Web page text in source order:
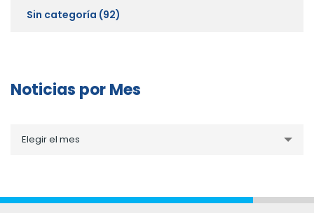
Sin categoría (92)
Noticias por Mes
porElegir el mes